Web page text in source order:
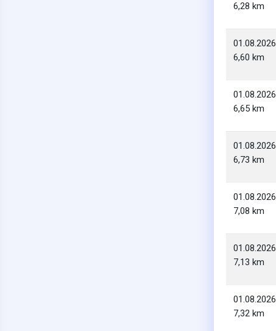
6,28 km
01.08.2026
6,60 km
01.08.2026
6,65 km
01.08.2026
6,73 km
01.08.2026
7,08 km
01.08.2026
7,13 km
01.08.2026
7,32 km